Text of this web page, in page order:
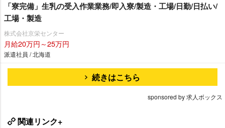
「寮完備」生乳の受入作業業務/即入寮/製造・工場/日勤/日払い/
工場・製造
株式会社京栄センター
月給20万円～25万円
派遣社員 / 北海道
続きはこちら
sponsored by 求人ボックス
関連リンク+